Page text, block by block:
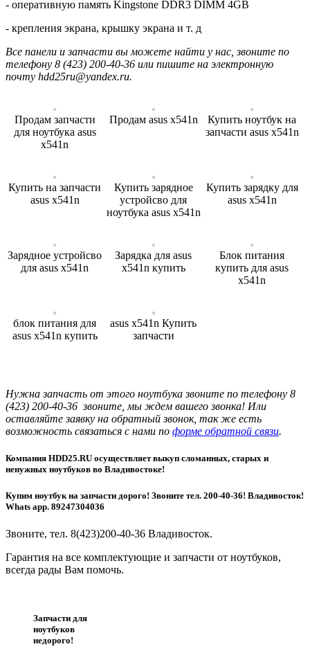
- оперативную память Kingstone DDR3 DIMM 4GB
- крепления экрана, крышку экрана и т. д
Все панели и запчасти вы можете найти у нас, звоните по
телефону 8 (423) 200-40-36 или пишите на электронную
почту hdd25ru@yandex.ru.
Продам запчасти
для ноутбука asus
x541n
Продам asus x541n
Купить ноутбук на
запчасти asus x541n
Купить на запчасти
asus x541n
Купить зарядное
устройсво для
ноутбука asus x541n
Купить зарядку для
asus x541n
Зарядное устройсво
для asus x541n
Зарядка для asus
x541n купить
Блок питания
купить для asus
x541n
блок питания для
asus x541n купить
asus x541n Купить
запчасти
Нужна запчасть от этого ноутбука звоните по телефону 8
(423) 200-40-36 звоните, мы ждем вашего звонка! Или
оставляйте заявку на обратный звонок, так же есть
возможность связаться с нами по форме обратной связи.
Компания HDD25.RU осуществляет выкуп сломанных, старых и
ненужных ноутбуков во Владивостоке!
Купим ноутбук на запчасти дорого! Звоните тел. 200-40-36! Владивосток!
Whats app. 89247304036
Звоните, тел. 8(423)200-40-36 Владивосток.
Гарантия на все комплектующие и запчасти от ноутбуков,
всегда рады Вам помочь.
Запчасти для
ноутбуков
недорого!